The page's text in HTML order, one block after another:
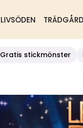
LIVSÖDEN TRÄDGÅRD
Gratis stickmönster